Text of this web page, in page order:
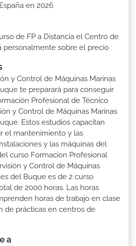
en 2026
de FP a Distancia el Centro de
personalmente sobre el precio
y Control de Máquinas Marinas
te preparará para conseguir
Profesional de Técnico
y Control de Máquinas Marinas
Estos estudios capacitan
el mantenimiento y las
y las máquinas del
curso Formacion Profesional
y Control de Máquinas
del Buque es de 2 curso
de 2000 horas. Las horas
horas de trabajo en clase
de prácticas en centros de
a